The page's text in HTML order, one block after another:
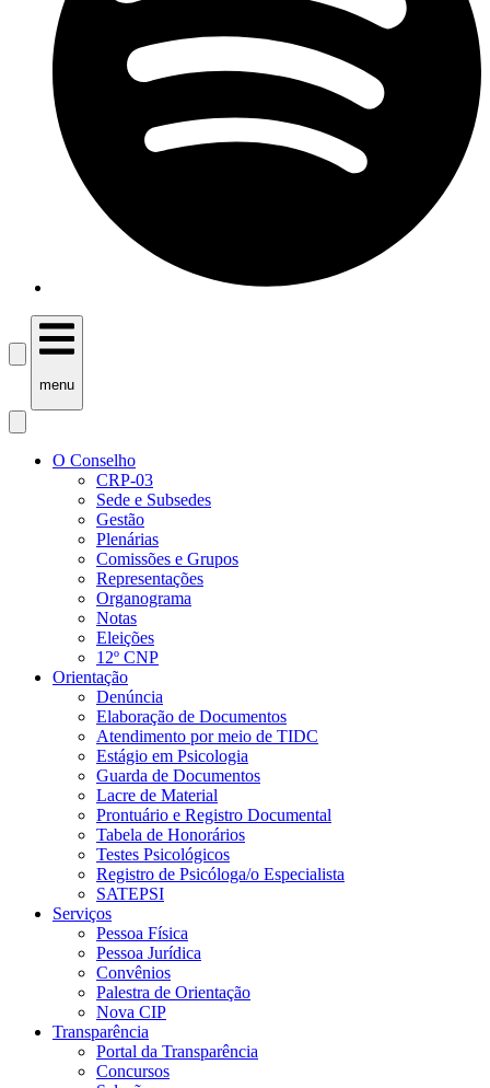
menu
O Conselho
CRP-03
Sede e Subsedes
Gestão
Plenárias
Comissões e Grupos
Representações
Organograma
Notas
Eleições
12º CNP
Orientação
Denúncia
Elaboração de Documentos
Atendimento por meio de TIDC
Estágio em Psicologia
Guarda de Documentos
Lacre de Material
Prontuário e Registro Documental
Tabela de Honorários
Testes Psicológicos
Registro de Psicóloga/o Especialista
SATEPSI
Serviços
Pessoa Física
Pessoa Jurídica
Convênios
Palestra de Orientação
Nova CIP
Transparência
Portal da Transparência
Concursos